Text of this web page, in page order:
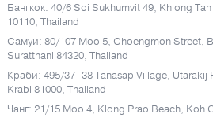
Бангкок: 40/6 Soi Sukhumvit 49, Khlong
10110, Thailand
Самуи: 80/107 Moo 5, Choengmon Street,
Suratthani 84320, Thailand
Краби: 495/37–38 Tanasap Village, Utarakij
Krabi 81000, Thailand
Чанг: 21/15 Moo 4, Klong Prao Beach, Koh